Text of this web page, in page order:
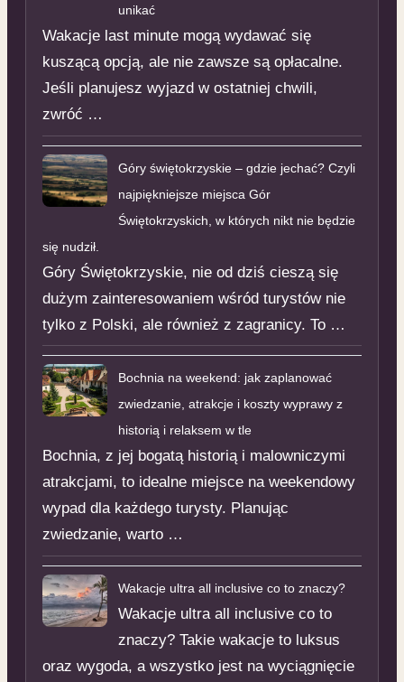
unikać
Wakacje last minute mogą wydawać się
kuszącą opcją, ale nie zawsze są opłacalne.
Jeśli planujesz wyjazd w ostatniej chwili,
zwróć …
Góry świętokrzyskie – gdzie jechać? Czyli
najpiękniejsze miejsca Gór
Świętokrzyskich, w których nikt nie będzie
się nudził.
Góry Świętokrzyskie, nie od dziś cieszą się
dużym zainteresowaniem wśród turystów nie
tylko z Polski, ale również z zagranicy. To …
Bochnia na weekend: jak zaplanować
zwiedzanie, atrakcje i koszty wyprawy z
historią i relaksem w tle
Bochnia, z jej bogatą historią i malowniczymi
atrakcjami, to idealne miejsce na weekendowy
wypad dla każdego turysty. Planując
zwiedzanie, warto …
Wakacje ultra all inclusive co to znaczy?
Wakacje ultra all inclusive co to
znaczy? Takie wakacje to luksus
oraz wygoda, a wszystko jest na wyciągnięcie